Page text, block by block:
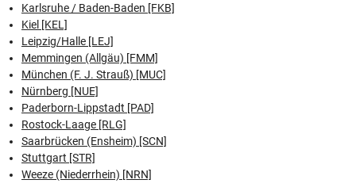
Karlsruhe / Baden-Baden [FKB]
Kiel [KEL]
Leipzig/Halle [LEJ]
Memmingen (Allgäu) [FMM]
München (F. J. Strauß) [MUC]
Nürnberg [NUE]
Paderborn-Lippstadt [PAD]
Rostock-Laage [RLG]
Saarbrücken (Ensheim) [SCN]
Stuttgart [STR]
Weeze (Niederrhein) [NRN]